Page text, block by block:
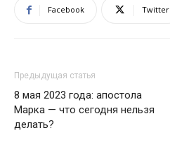
Facebook Twitter
Предыдущая статья
8 мая 2023 года: апостола
Марка — что сегодня нельзя
делать?